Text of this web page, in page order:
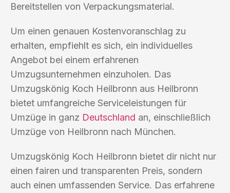
Bereitstellen von Verpackungsmaterial.
Um einen genauen Kostenvoranschlag zu
erhalten, empfiehlt es sich, ein individuelles
Angebot bei einem erfahrenen
Umzugsunternehmen einzuholen. Das
Umzugskönig Koch Heilbronn aus Heilbronn
bietet umfangreiche Serviceleistungen für
Umzüge in ganz Deutschland an, einschließlich
Umzüge von Heilbronn nach München.
Umzugskönig Koch Heilbronn bietet dir nicht nur
einen fairen und transparenten Preis, sondern
auch einen umfassenden Service. Das erfahrene